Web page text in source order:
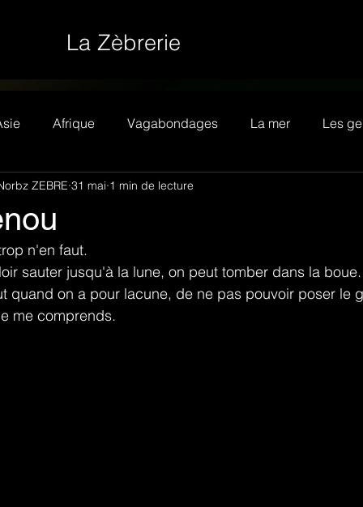
La Zèbrerie
Afrique Vagabondages La mer Les
ZEBRE 31 mai 1 min de lecture
n'en faut.
sauter jusqu'à la lune, on peut tomber dans la boue.
quand on a pour lacune, de ne pas pouvoir poser le
me comprends.